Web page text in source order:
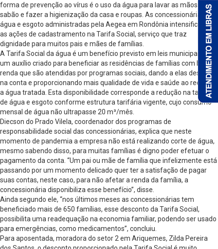
forma de prevenção ao vírus é o uso da água para lavar as mãos com
sabão e fazer a higienização da casa e roupas. As concessionárias de
água e esgoto administradas pela Aegea em Rondônia intensificaram
as ações de cadastramento na Tarifa Social, serviço que traz
dignidade para muitos pais e mães de famílias.
A Tarifa Social da água é um benefício previsto em leis municipais, é
um auxílio criado para beneficiar as residências de famílias com baixa
renda que são atendidas por programas sociais, dando a elas desconto
na conta e proporcionando mais qualidade de vida e saúde ao receber
a água tratada. Esta disponibilidade corresponde a redução na tarifa
de água e esgoto conforme estrutura tarifária vigente, cujo consumo
mensal de água não ultrapasse 20 m³/mês.
Diecson do Prado Vilela, coordenador dos programas de
responsabilidade social das concessionárias, explica que neste
momento de pandemia a empresa não está realizando corte de água,
mesmo sabendo disso, para muitas famílias é digno poder efetuar o
pagamento da conta. “Um pai ou mãe de família que infelizmente está
passando por um momento delicado quer ter a satisfação de pagar
suas contas, neste caso, para não afetar a renda da família, a
concessionária disponibiliza esse benefício”, disse.
Ainda segundo ele, “nos últimos meses as concessionárias tem
beneficiado mais de 650 famílias, esse desconto da Tarifa Social,
possibilita uma readequação na economia familiar, podendo ser usado
para emergências, como medicamentos”, concluiu.
Para aposentada, moradora do setor 2 em Ariquemes, Zilda Pereira